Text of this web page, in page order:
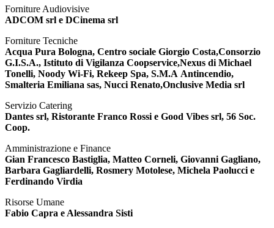
Forniture Audiovisive
ADCOM srl e DCinema srl
Forniture Tecniche
Acqua Pura Bologna, Centro sociale Giorgio Costa,Consorzio
G.I.S.A., Istituto di Vigilanza Coopservice,Nexus di Michael
Tonelli, Noody Wi-Fi, Rekeep Spa, S.M.A Antincendio,
Smalteria Emiliana sas, Nucci Renato,Onclusive Media srl
Servizio Catering
Dantes srl, Ristorante Franco Rossi e Good Vibes srl, 56 Soc.
Coop.
Amministrazione e Finance
Gian Francesco Bastiglia, Matteo Corneli, Giovanni Gagliano,
Barbara Gagliardelli, Rosmery Motolese, Michela Paolucci e
Ferdinando Virdia
Risorse Umane
Fabio Capra e Alessandra Sisti